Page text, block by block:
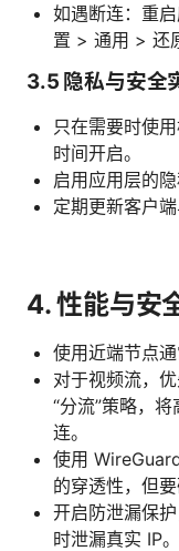
如遇断连：重
置 > 通用 > 还
3.5 隐私与安全
只在需要时使
时间开启。
启用应用层的
定期更新客户
4. 性能与安
使用近端节点
对于视频流，
“分流”策略，
连。
使用
的穿透性，但
开启防泄漏保
时泄漏真实 IP。